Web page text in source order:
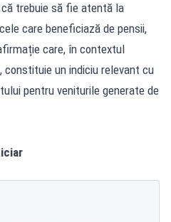
trebuie să fie atentă la
care beneficiază de pensii,
care, în contextul
un indiciu relevant cu
pentru veniturile generate de